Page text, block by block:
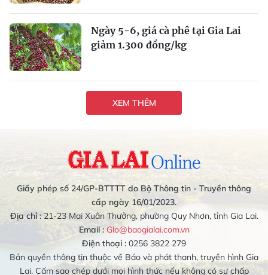
Ngày 5-6, giá cà phê tại Gia Lai
giảm 1.300 đồng/kg
XEM THÊM
Giấy phép số 24/GP-BTTTT do Bộ Thông tin - Truyền thông
cấp ngày 16/01/2023.
Địa chỉ :21-23 Mai Xuân Thưởng, phường Quy Nhơn, tỉnh Gia Lai.
Email : Glo@baogialai.com.vn
Điện thoại : 0256 3822 279
Bản quyền thông tin thuộc về Báo và phát thanh, truyền hình Gia
Lai. Cấm sao chép dưới mọi hình thức nếu không có sự chấp